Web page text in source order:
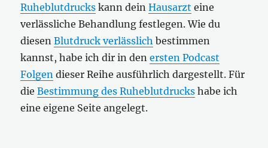
Ruheblutdrucks kann deinHausarzt eine
verlässliche Behandlung festlegen. Wie du
diesenBlutdruck verlässlich bestimmen
kannst, habe ich dir in denersten Podcast
Folgen dieser Reihe ausführlich dargestellt. Für
dieBestimmung des Ruheblutdrucks habe ich
eine eigene Seite angelegt.